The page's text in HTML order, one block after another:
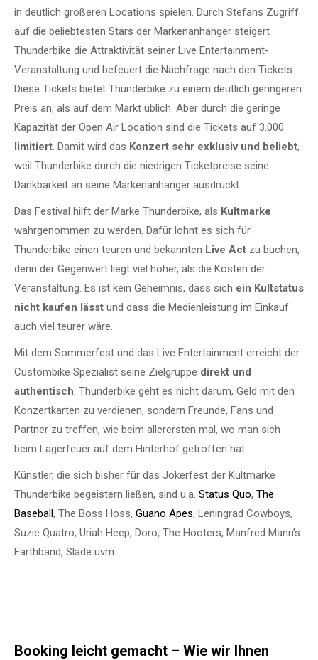
in deutlich größeren Locations spielen. Durch Stefans Zugriff
auf die beliebtesten Stars der Markenanhänger steigert
Thunderbike die Attraktivität seiner Live Entertainment-
Veranstaltung und befeuert die Nachfrage nach den Tickets.
Diese Tickets bietet Thunderbike zu einem deutlich geringeren
Preis an, als auf dem Markt üblich. Aber durch die geringe
Kapazität der Open Air Location sind die Tickets auf 3.000
limitiert. Damit wird das Konzert sehr exklusiv und beliebt,
weil Thunderbike durch die niedrigen Ticketpreise seine
Dankbarkeit an seine Markenanhänger ausdrückt.
Das Festival hilft der Marke Thunderbike, als Kultmarke
wahrgenommen zu werden. Dafür lohnt es sich für
Thunderbike einen teuren und bekannten Live Act zu buchen,
denn der Gegenwert liegt viel höher, als die Kosten der
Veranstaltung. Es ist kein Geheimnis, dass sich ein Kultstatus
nicht kaufen lässt und dass die Medienleistung im Einkauf
auch viel teurer wäre.
Mit dem Sommerfest und das Live Entertainment erreicht der
Custombike Spezialist seine Zielgruppe direkt und
authentisch. Thunderbike geht es nicht darum, Geld mit den
Konzertkarten zu verdienen, sondern Freunde, Fans und
Partner zu treffen, wie beim allerersten mal, wo man sich
beim Lagerfeuer auf dem Hinterhof getroffen hat.
Künstler, die sich bisher für das Jokerfest der Kultmarke
Thunderbike begeistern ließen, sind u.a. Status Quo, The
Baseball, The Boss Hoss, Guano Apes, Leningrad Cowboys,
Suzie Quatro, Uriah Heep, Doro, The Hooters, Manfred Mann’s
Earthband, Slade uvm.
Booking leicht gemacht – Wie wir Ihnen